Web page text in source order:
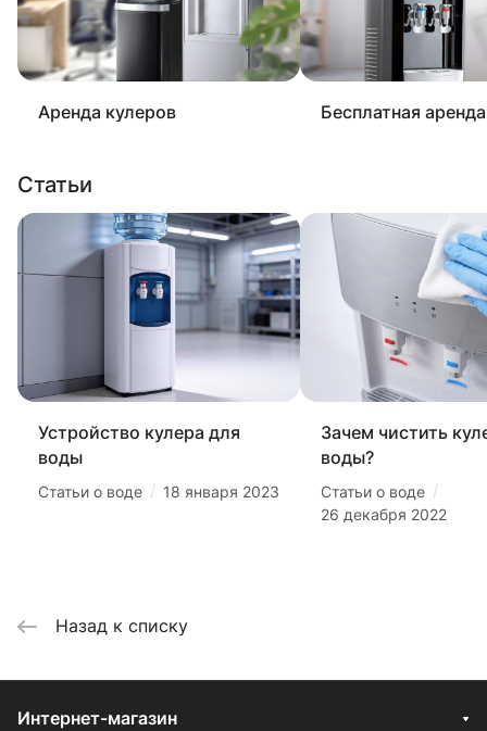
Аренда кулеров Бесплатная
Статьи
Устройство кулера для
воды
Статьи о воде / 18 января 2023
Зачем чистить
воды?
Статьи о воде /
26 декабря 2022
Назад к списку
Интернет-магазин